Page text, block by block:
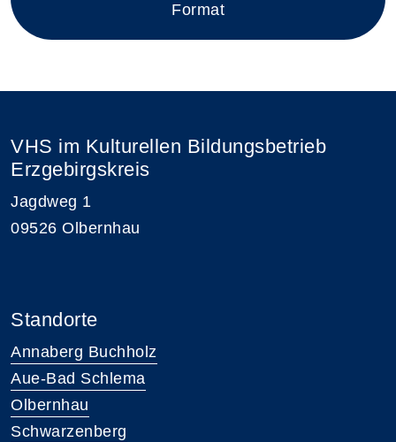
Format
VHS im Kulturellen Bildungsbetrieb
Erzgebirgskreis
Jagdweg 1
09526 Olbernhau
Standorte
Annaberg Buchholz
Aue-Bad Schlema
Olbernhau
Schwarzenberg